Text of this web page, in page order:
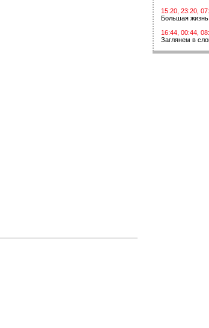
15:20, 23:20,
Большая жизнь
16:44, 00:44,
Заглянем в